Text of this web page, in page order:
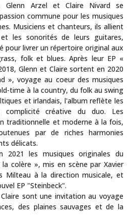
Glenn Arzel et Claire Nivard se
commune pour les musiques
Musiciens et chanteurs, ils allient
les sonorités de leurs guitares,
pour livrer un répertoire original aux
folk et blues. Après leur EP «
Glenn et Claire sortent en 2020
», voyage au coeur des musiques
time à la country, du folk au swing
et irlandais, l'album reflète les
créative du duo. Les
traditionnelle et moderne à la fois,
par de riches harmonies
délicats.
2021 les musiques originales du
colère », mis en scène par Xavier
Milteau à la direction musicale, et
EP "Steinbeck".
sont une invitation au voyage
des plaines sauvages et de la